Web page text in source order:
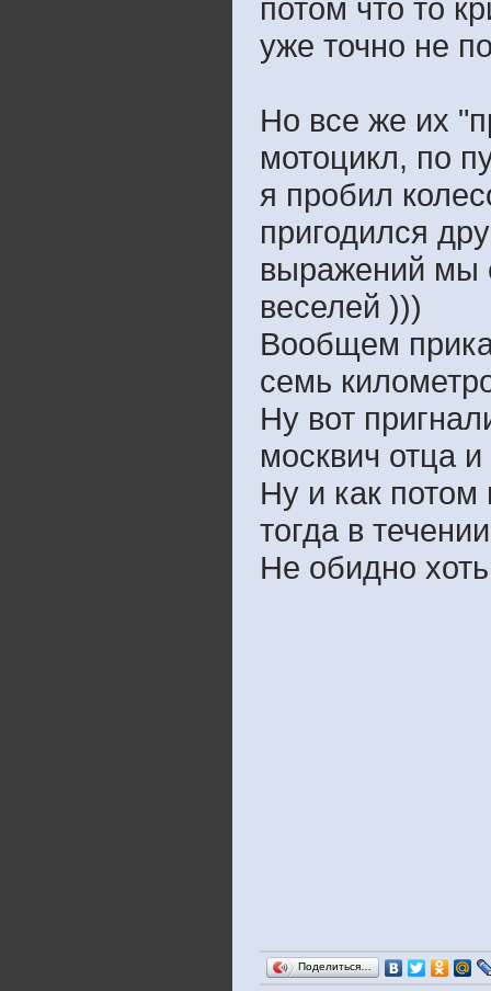
потом что то
уже точно не
Но все же их
мотоцикл, по
я пробил
пригодился
выражений мы
веселей )))
Вообщем
семь
Ну вот
москвич отца
Ну и как потом
тогда в
Не обидно
Поделиться…